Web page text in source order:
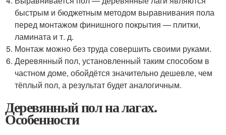
быстрым и бюджетным методом выравнивания пола
перед монтажом финишного покрытия — плитки,
ламината и т. д.
Монтаж можно без труда совершить своими руками.
Деревянный пол, установленный таким способом в
частном доме, обойдётся значительно дешевле, чем
тёплый пол, а результат будет аналогичным.
Деревянный пол на лагах.
Особенности